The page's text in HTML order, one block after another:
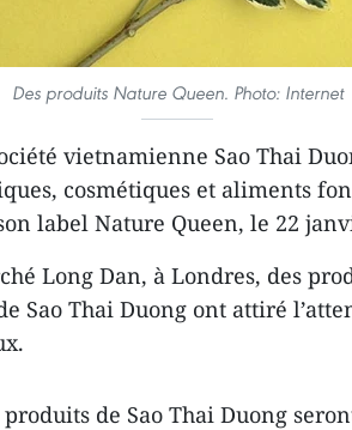
Des produits Nature Queen. Photo: Internet
vietnamienne Sao Thai
cosmétiques et aliments
label Nature Queen, le 22
Long Dan, à Londres, des
Sao Thai Duong ont attiré
de Sao Thai Duong